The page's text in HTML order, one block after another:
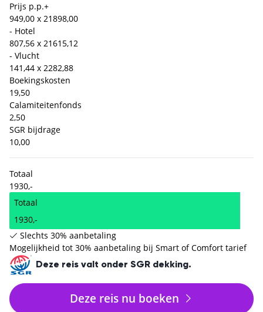
Prijs p.p.+
949,00 x 21898,00
- Hotel
807,56 x 21615,12
- Vlucht
141,44 x 2282,88
Boekingskosten
19,50
Calamiteitenfonds
2,50
SGR bijdrage
10,00
Totaal
1930,-
Totaal
1930,-
Slechts 30% aanbetaling
Mogelijkheid tot 30% aanbetaling bij Smart of Comfort tarief
Deze reis valt onder SGR dekking.
Deze reis nu boeken